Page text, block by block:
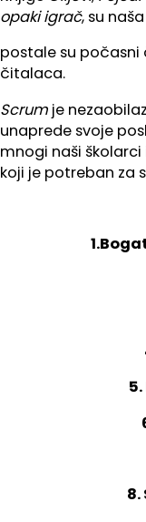
opaki igrač, su
postale su
čitalaca.
Scrum je
unaprede svoje
mnogi naši
koji je potreban za
8.